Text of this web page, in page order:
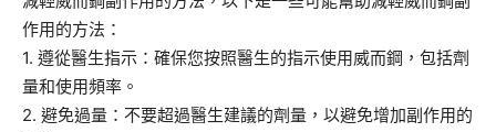
作用的方法：
1. 遵從醫生指示：確保您按照醫生的指示使用威而鋼，包括劑
量和使用頻率。
2. 避免過量：不要超過醫生建議的劑量，以避免增加副作用的